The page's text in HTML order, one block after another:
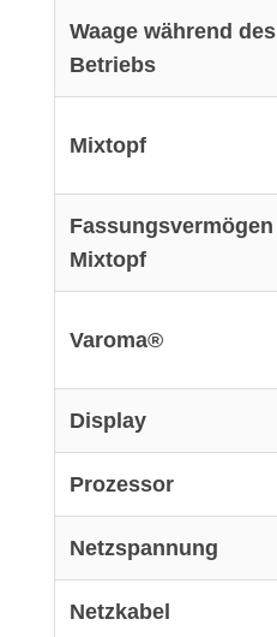
Waage während des
Betriebs
Mixtopf
Fassungsvermögen
Mixtopf
Varoma®
Display
Prozessor
Netzspannung
Netzkabel